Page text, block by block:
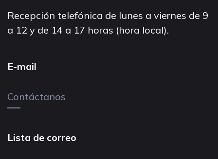
Recepción telefónica de lunes a viernes de 9
a 12 y de 14 a 17 horas (hora local).
E-mail
Contáctanos
Lista de correo